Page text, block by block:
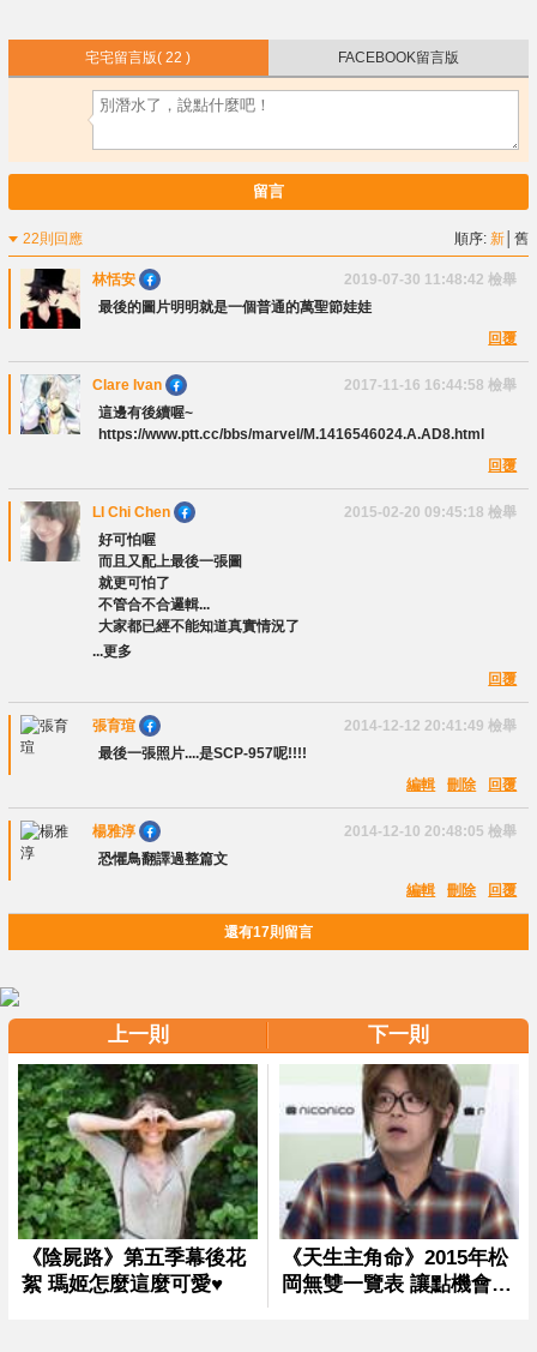
宅宅留言版( 22 ) FACEBOOK留言版
留言
22則回應 順序:新 │舊
林恬安 2019-07-30 11:48:42 檢舉
最後的圖片明明就是一個普通的萬聖節娃娃
回覆
Clare Ivan 2017-11-16 16:44:58 檢舉
這邊有後續喔~
https://www.ptt.cc/bbs/marvel/M.1416546024.A.AD8.html
回覆
LI Chi Chen 2015-02-20 09:45:18 檢舉
好可怕喔
而且又配上最後一張圖
就更可怕了
不管合不合邏輯...
大家都已經不能知道真實情況了
...更多
回覆
張育瑄 2014-12-12 20:41:49 檢舉
最後一張照片....是SCP-957呢!!!!
回覆
刪除
編輯
楊雅淳 2014-12-10 20:48:05 檢舉
恐懼鳥翻譯過整篇文
回覆
刪除
編輯
還有17則留言
上一則 下一則